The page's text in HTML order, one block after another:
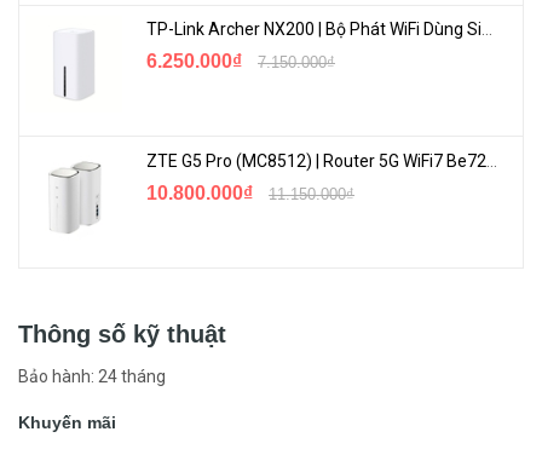
6.250.000₫ 7.150.000₫
10.800.000₫ 11.150.000₫
Thông số kỹ thuật
Bảo hành: 24 tháng
Khuyến mãi